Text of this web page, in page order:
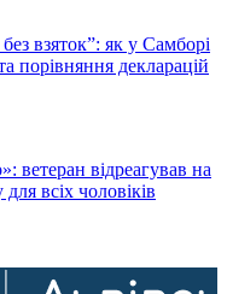
взяток”: як у Самборі
порівняння декларацій
ветеран відреагував на
всіх чоловіків